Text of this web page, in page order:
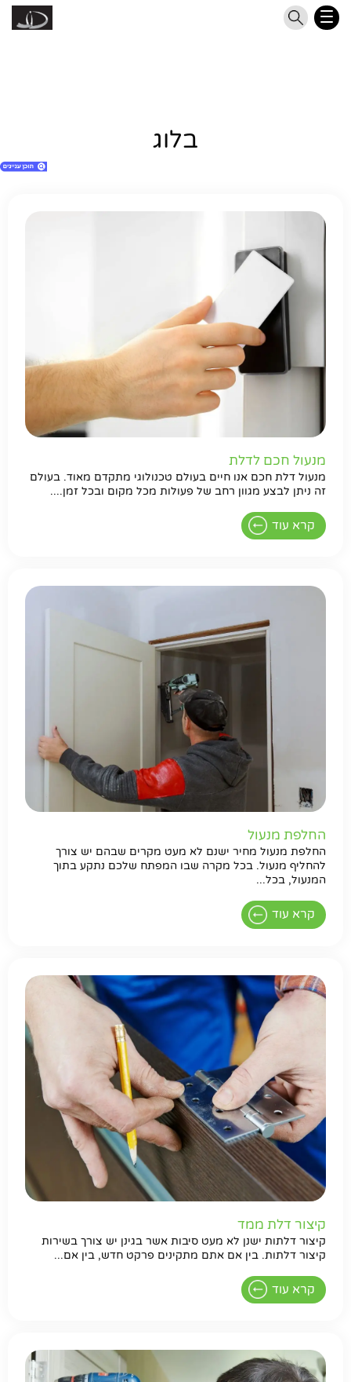
2. השאירו את הפרטים ואנו ניצור אתכם קשר
בלוג
מנעול חכם לדלת
מנעול דלת חכם אנו חיים בעולם טכנולוגי מתקדם מאוד. בעולם
זה ניתן לבצע מגוון רחב של פעולות מכל מקום ובכל זמן....
קרא עוד
החלפת מנעול
החלפת מנעול מחיר ישנם לא מעט מקרים שבהם יש צורך
להחליף מנעול. בכל מקרה שבו המפתח שלכם נתקע בתוך
המנעול, בכל...
קרא עוד
קיצור דלת ממד
קיצור דלתות ישנן לא מעט סיבות אשר בגינן יש צורך בשירות
קיצור דלתות. בין אם אתם מתקינים פרקט חדש, בין אם...
קרא עוד